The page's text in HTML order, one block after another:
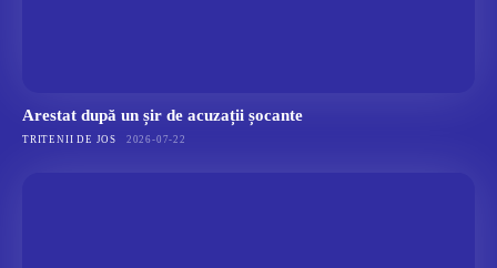
Arestat după un șir de acuzații șocante
TRITENII DE JOS 2026-07-22